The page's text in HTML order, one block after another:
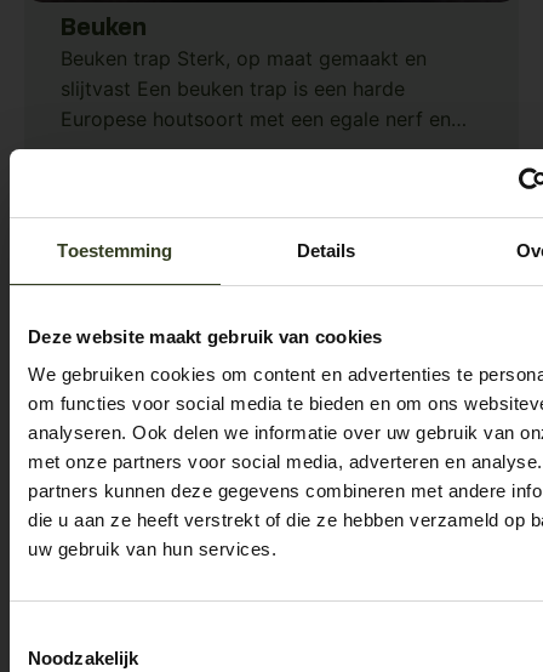
Toestemming Details
Deze website maakt gebruik van cookies
We gebruiken cookies om content en advertenties te
om functies voor social media te bieden en om ons
analyseren. Ook delen we informatie over uw gebruik van
met onze partners voor social media, adverteren en
partners kunnen deze gegevens combineren met andere
die u aan ze heeft verstrekt of die ze hebben verzameld op
uw gebruik van hun services.
Noodzakelijk
Beuken
Beuken trap Sterk, op maat gemaakt en
slijtvast Een beuken trap is een harde
Europese houtsoort met een egale nerf en
warme uitstraling. Dankzij de sterke, slijtvaste
Tip
Behandel je trap met zorg
is meer dan een functioneel onderdeel in huis.
Levertijden rondom de
bouwvak